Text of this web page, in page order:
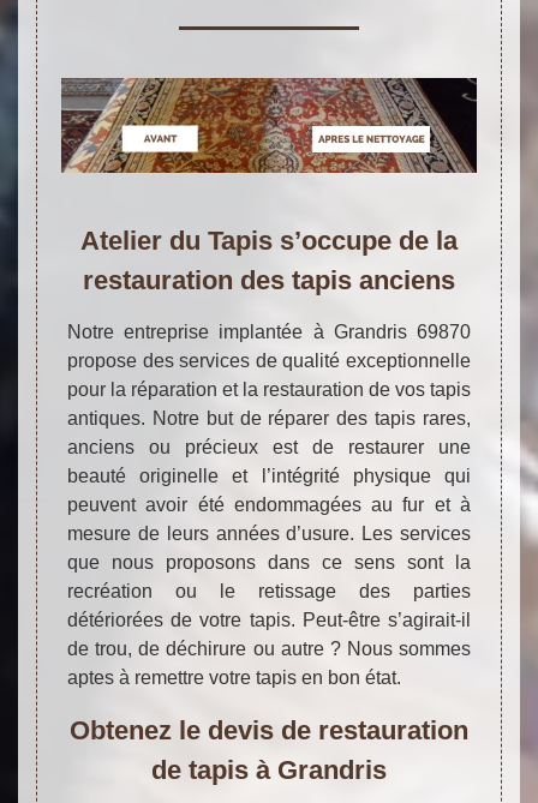
Atelier du Tapis s’occupe de la
restauration des tapis anciens
Notre entreprise implantée à Grandris 69870
propose des services de qualité exceptionnelle
pour la réparation et la restauration de vos tapis
antiques. Notre but de réparer des tapis rares,
anciens ou précieux est de restaurer une
beauté originelle et l’intégrité physique qui
peuvent avoir été endommagées au fur et à
mesure de leurs années d’usure. Les services
que nous proposons dans ce sens sont la
recréation ou le retissage des parties
détériorées de votre tapis. Peut-être s’agirait-il
de trou, de déchirure ou autre ? Nous sommes
aptes à remettre votre tapis en bon état.
Obtenez le devis de restauration
de tapis à Grandris